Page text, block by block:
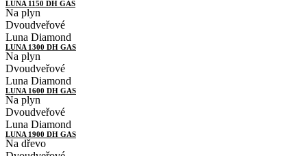
LUNA 1150 DH GAS
Na plyn
Dvoudveřové
Luna Diamond
LUNA 1300 DH GAS
Na plyn
Dvoudveřové
Luna Diamond
LUNA 1600 DH GAS
Na plyn
Dvoudveřové
Luna Diamond
LUNA 1900 DH GAS
Na dřevo